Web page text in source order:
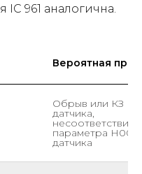
IC 961 аналогична.
Вероятная
Обрыв или КЗ
датчика,
несоответствие
параметра H00
датчика